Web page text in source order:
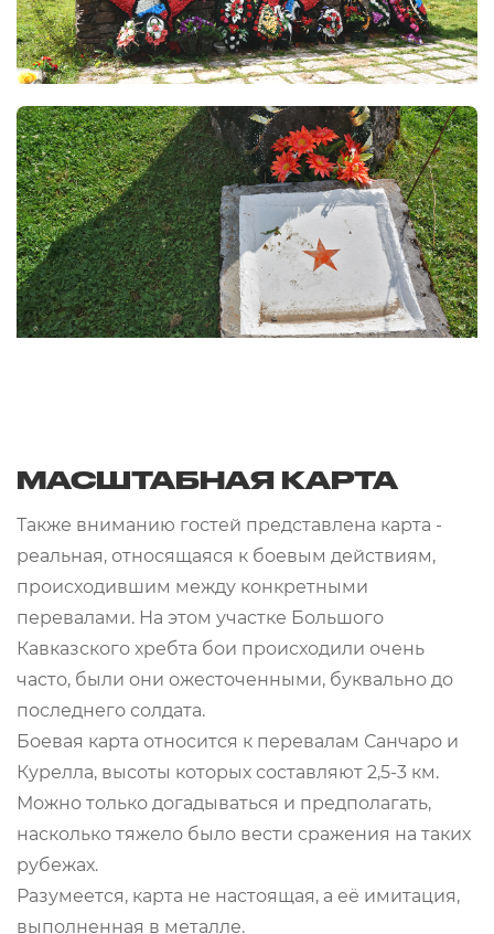
МАСШТАБНАЯ КАРТА
Также вниманию гостей представлена карта -
реальная, относящаяся к боевым действиям,
происходившим между конкретными
перевалами. На этом участке Большого
Кавказского хребта бои происходили очень
часто, были они ожесточенными, буквально до
последнего солдата.
Боевая карта относится к перевалам Санчаро и
Курелла, высоты которых составляют 2,5-3 км.
Можно только догадываться и предполагать,
насколько тяжело было вести сражения на таких
рубежах.
Разумеется, карта не настоящая, а её имитация,
выполненная в металле.